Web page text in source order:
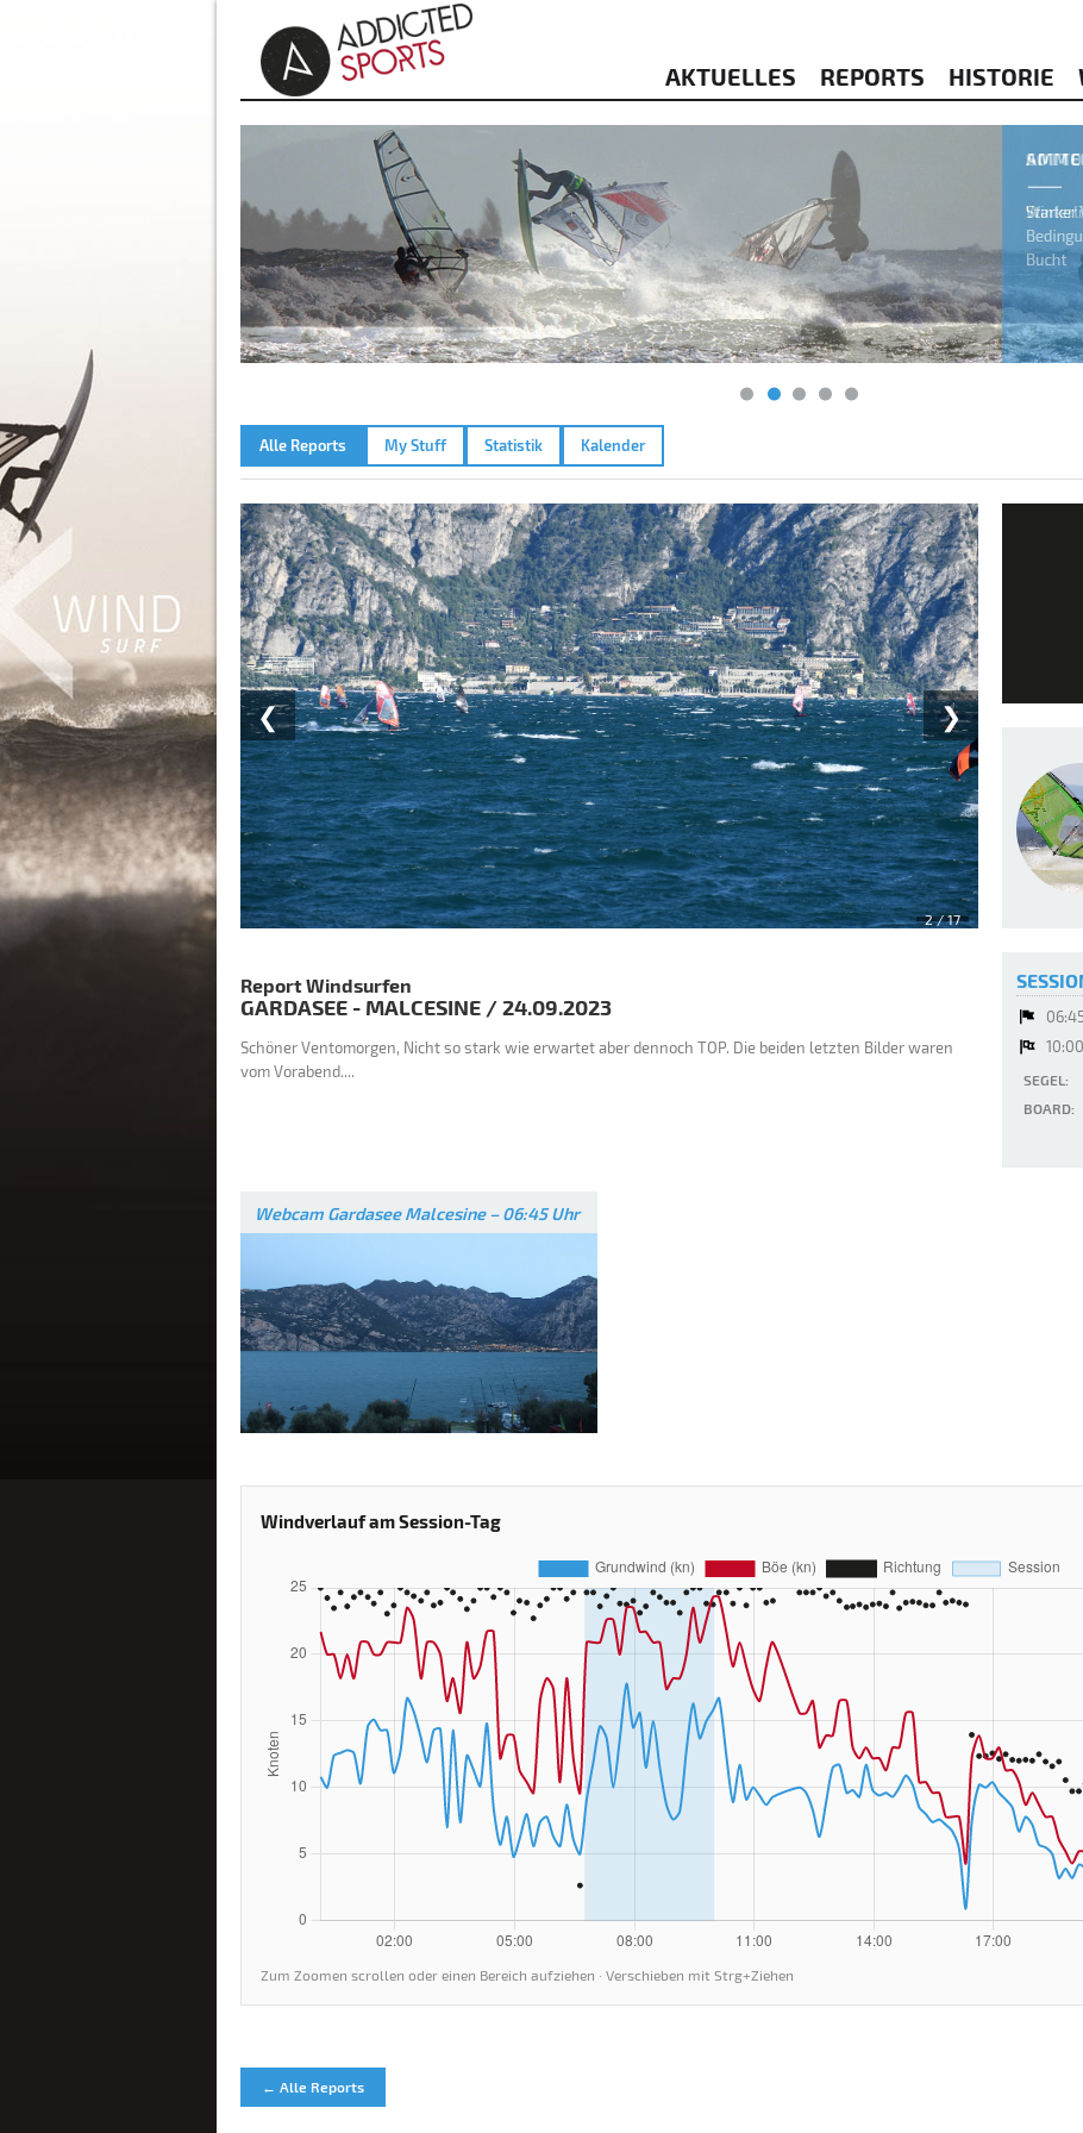
AKTUELLES REPORTS HISTORIE
Alle Reports My Stuff Statistik Kalender
GARDASEE - MALCESINE – 24.09.2023
❯
❮
2/ 17
Report Windsurfen
GARDASEE - MALCESINE / 24.09.2023
Schöner Ventomorgen, Nicht so stark wie erwartet aber dennoch TOP. Die beiden letzten Bilder waren
vom Vorabend....
06:45
10:00
SEGEL:
BOARD:
Webcam Gardasee Malcesine – 06:45 Uhr
Windverlauf am Session-Tag
Zum Zoomen scrollen oder einen Bereich aufziehen · Verschieben mit Strg+Ziehen
← Alle Reports